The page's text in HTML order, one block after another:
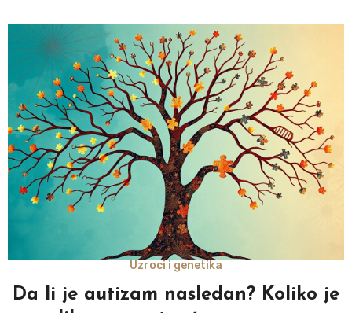
Uzroci i genetika
Da li je autizam nasledan? Koliko je